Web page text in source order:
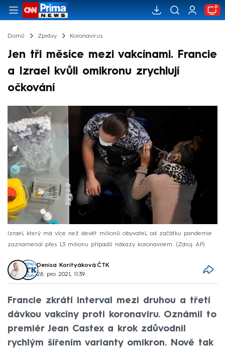
Domů Zprávy Koronavirus
Jen tři měsíce mezi vakcínami. Francie
a Izrael kvůli omikronu zrychlují
očkování
Izrael, který má více než devět milionů obyvatel, od začátku pandemie
zaznamenal přes 1,3 milionu případů nákazy koronavirem.
Zdroj: AP
Denisa Korityáková, ČTK
28. pro 2021, 11:39
Francie zkrátí interval mezi druhou a třetí
dávkou vakcíny proti koronaviru. Oznámil to
premiér Jean Castex a krok zdůvodnil
rychlým šířením varianty omikron. Nově tak